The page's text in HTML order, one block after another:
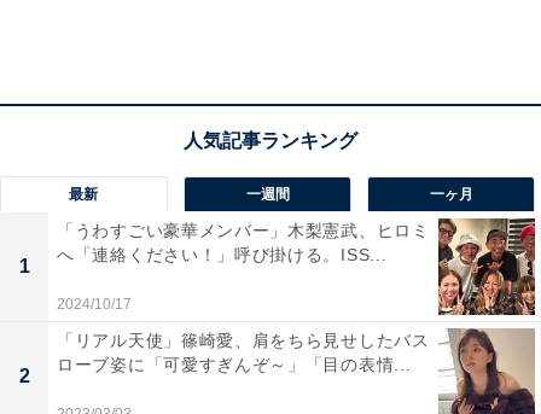
最新 一週間 一ヶ月
1
「うわすごい豪華メンバー」木梨憲武、ヒロミ
へ「連絡ください！」呼び掛ける。ISS...
2024/10/17
2
「リアル天使」篠崎愛、肩をちら見せしたバス
ローブ姿に「可愛すぎんぞ～」「目の表情...